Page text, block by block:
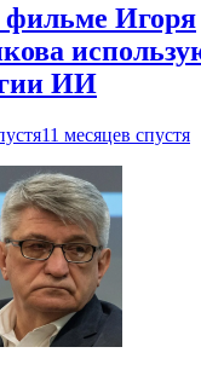
Игоря
ИИ
11 месяцев спустя